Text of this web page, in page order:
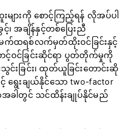
ျားကို စောင့်ကြည့်ရန် လိုအပ်ပါ
အချိန်နှင့်တစ်ပြေးညီ
မက်ထရစ်လက်မှတ်ထိုးဝင်ခြင်းနှင့်
ာင့်ဝင်ခြင်းဆိုင်ရာ ပွတ်တိုက်မှုကို
းခြင်း၊ ထုတ်ယူခြင်းတောင်းဆို
ေးချယ်နိုင်သော two-factor
အခါတွင် သင်ထိန်းချုပ်နိုင်မည်